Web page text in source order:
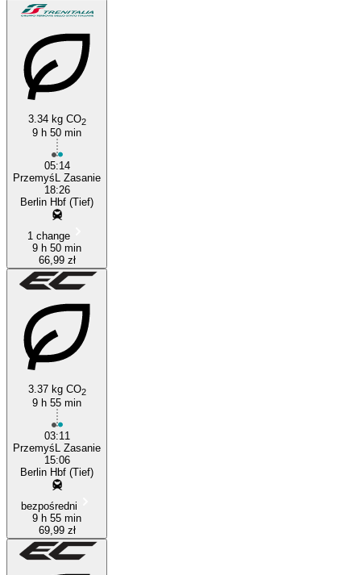
3.34 kg CO2
9 h 50 min
05:14
PrzemyśL Zasanie
18:26
Berlin Hbf (Tief)
1 change
9 h 50 min
66,99 zł
3.37 kg CO2
9 h 55 min
03:11
PrzemyśL Zasanie
15:06
Berlin Hbf (Tief)
bezpośredni
9 h 55 min
69,99 zł